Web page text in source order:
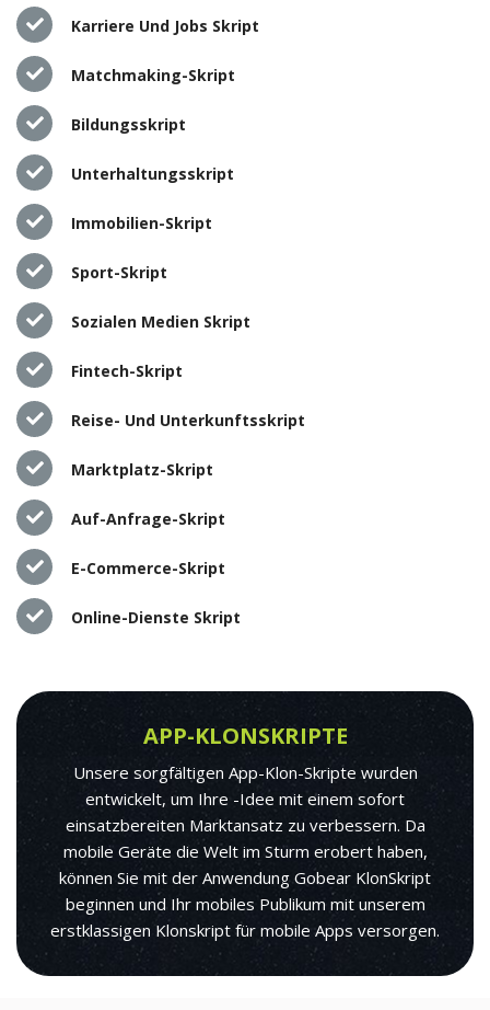
Karriere Und Jobs Skript
Matchmaking-Skript
Bildungsskript
Unterhaltungsskript
Immobilien-Skript
Sport-Skript
Sozialen Medien Skript
Fintech-Skript
Reise- Und Unterkunftsskript
Marktplatz-Skript
Auf-Anfrage-Skript
E-Commerce-Skript
Online-Dienste Skript
APP-KLONSKRIPTE
Unsere sorgfältigen App-Klon-Skripte wurden
entwickelt, um Ihre -Idee mit einem sofort
einsatzbereiten Marktansatz zu verbessern. Da
mobile Geräte die Welt im Sturm erobert haben,
können Sie mit der Anwendung Gobear KlonSkript
beginnen und Ihr mobiles Publikum mit unserem
erstklassigen Klonskript für mobile Apps versorgen.